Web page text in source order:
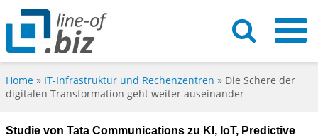
Home » IT-Infrastruktur und Rechenzentren » Die Schere der
digitalen Transformation geht weiter auseinander
Studie von Tata Communications zu KI, IoT, Predictive